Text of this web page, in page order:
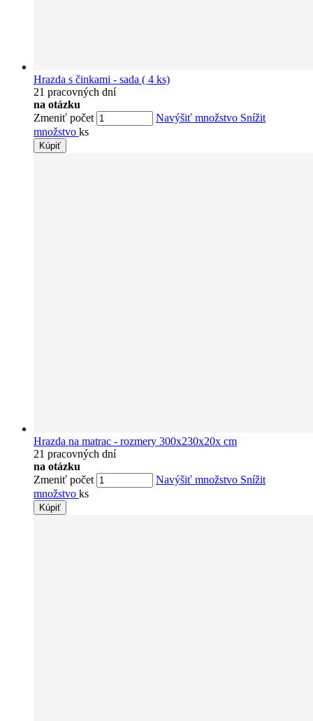
Hrazda s činkami - sada ( 4 ks)
21 pracovných dní
na otázku
Zmeniť počet
Navýšiť množstvo Snížit
množstvo ks
Kúpiť
Hrazda na matrac - rozmery 300x230x20x cm
21 pracovných dní
na otázku
Zmeniť počet
Navýšiť množstvo Snížit
množstvo ks
Kúpiť